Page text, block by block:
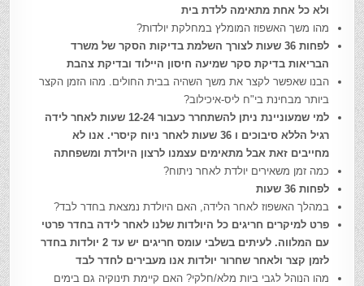
ולא כל אחת מתאימה ללדת בית
מהו משך האשפוז המומלץ במחלקת יולדות?
לפחות 36 שעות לצורך השלמת בדיקות הסקר של משרד
הבריאות בדיקת סקר שמיעה חיסון היילוד ובדיקת צהבת
הבנו שאפשר לקצר את משך השהיה בבית החולים. מהו הזמן הקצר
ביותר מבחינת בי"ח ליס-איכילוב?
למי שמעוניינת ניתן להשתחרר כעבור 12-24 שעות לאחר לידה
רגיל הללא סיבוכים ו 36 שעות לאחר ניוח קיסרי. אנו לא
מחייבים זאת אבל מתאימים עצמנו לרצון היולדת ומשפחתה
כמה זמן משאירים יולדת לאחר ניתוח?
לפחות 36 שעות
במהלך האשפוז לאחר הלידה, האם היולדת נמצאת בחדר לבד?
פרט למיקרים חריגים כל היולדות שלנו לאחר לידה בחדר פרטי
עם המלווה. לעיתים בשלבי עומס חריגים יש עד 2 יולדות בחדר
לזמן קצר ולאחר שחרור יולדות אנו מעבירים לחדר לבד
מהו הנוהל לגבי ביות מלא/חלקי? האם קיימת תינוקיה גם בימים